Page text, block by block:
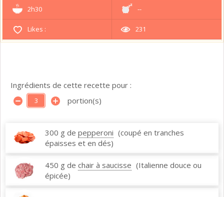
2h30 --
Likes : 231
Ingrédients de cette recette pour :
portion(s)
300 g de pepperoni (coupé en tranches
épaisses et en dés)
450 g de chair à saucisse (Italienne douce ou
épicée)